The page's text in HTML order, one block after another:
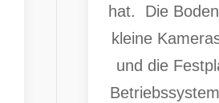
hat. Die
kleine
und die